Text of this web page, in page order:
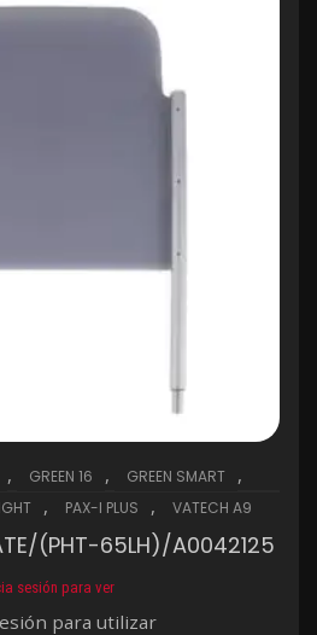
, GREEN 16 , GREEN SMART ,
, PAX-I PLUS , VATECH A9
(PHT-65LH)/A0042125
sesión para ver
para utilizar